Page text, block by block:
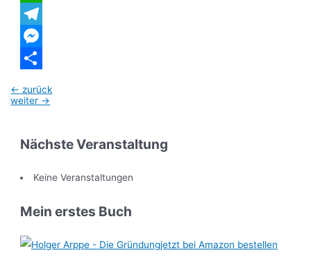
WhatsApp
Telegram
Messenger
Beitragsnavigation
← zurück
weiter →
Nächste Veranstaltung
Keine Veranstaltungen
Mein erstes Buch
jetzt bei Amazon bestellen